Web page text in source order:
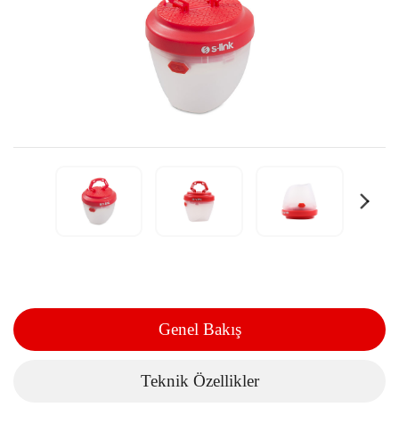
Genel Bakış
Teknik Özellikler